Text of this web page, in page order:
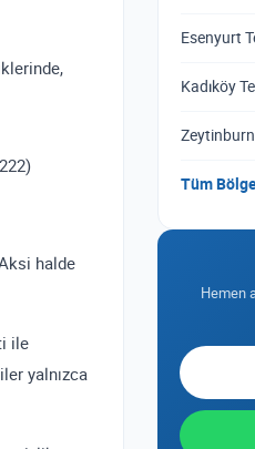
halde
ile
yalnızca
Esenyurt
Kadıköy
Tüm
Hemen